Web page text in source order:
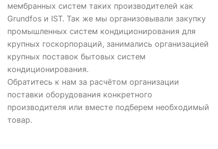
мембранных систем таких производителей как
Grundfos и IST. Так же мы организовывали закупку
промышленных систем кондиционирования для
крупных госкорпораций, занимались организацией
крупных поставок бытовых систем
кондиционирования.
Обратитесь к нам за расчётом организации
поставки оборудования конкретного
производителя или вместе подберем необходимый
товар.